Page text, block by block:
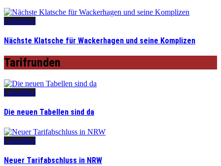
Leitartikel
Nächste Klatsche für Wackerhagen und seine Komplizen
Tarifrunden
Leitartikel
Die neuen Tabellen sind da
Leitartikel
Neuer Tarifabschluss in NRW